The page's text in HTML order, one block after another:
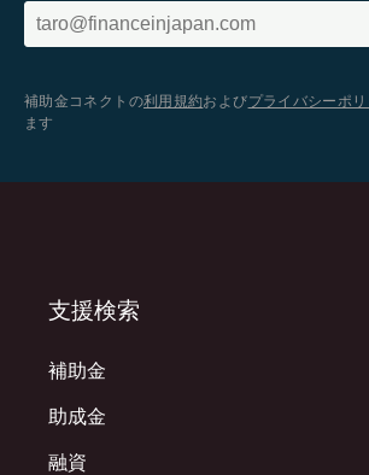
補助金コネクトの利用規約およびプライバシーポ
ます
支援検索
補助金
助成金
融資